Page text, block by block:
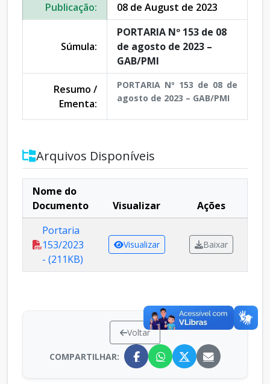
Publicação:
08 de August de 2023
Súmula:
PORTARIA Nº 153 de 08
de agosto de 2023 –
GAB/PMI
Resumo /
Ementa:
PORTARIA Nº 153 de 08 de
agosto de 2023 – GAB/PMI
Arquivos Disponíveis
Nome do
Documento
Visualizar
Ações
Portaria
153/2023
- (211KB)
Visualizar Baixar
Voltar
COMPARTILHAR: